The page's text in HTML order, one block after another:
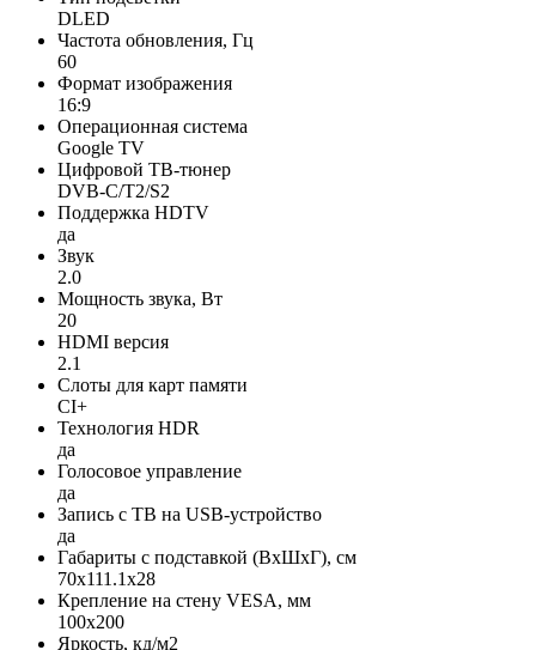
DLED
Частота обновления, Гц
60
Формат изображения
16:9
Операционная система
Google TV
Цифровой ТВ-тюнер
DVB-C/T2/S2
Поддержка HDTV
да
Звук
2.0
Мощность звука, Вт
20
HDMI версия
2.1
Слоты для карт памяти
CI+
Технология HDR
да
Голосовое управление
да
Запись с ТВ на USB-устройство
да
Габариты с подставкой (ВxШxГ), см
70x111.1x28
Крепление на стену VESA, мм
100x200
Яркость, кд/м2